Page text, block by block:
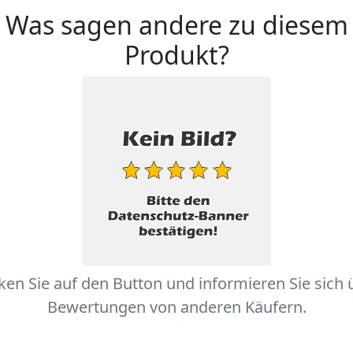
Was sagen andere zu diesem
Produkt?
Sie auf den Button und informieren Sie sich
Bewertungen von anderen Käufern.